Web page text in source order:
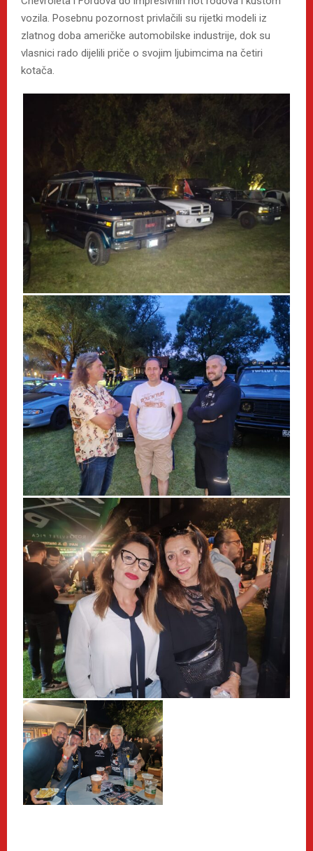
vozila. Posebnu pozornost privlačili su rijetki modeli iz
zlatnog doba američke automobilske industrije, dok su
vlasnici rado dijelili priče o svojim ljubimcima na četiri
kotača.